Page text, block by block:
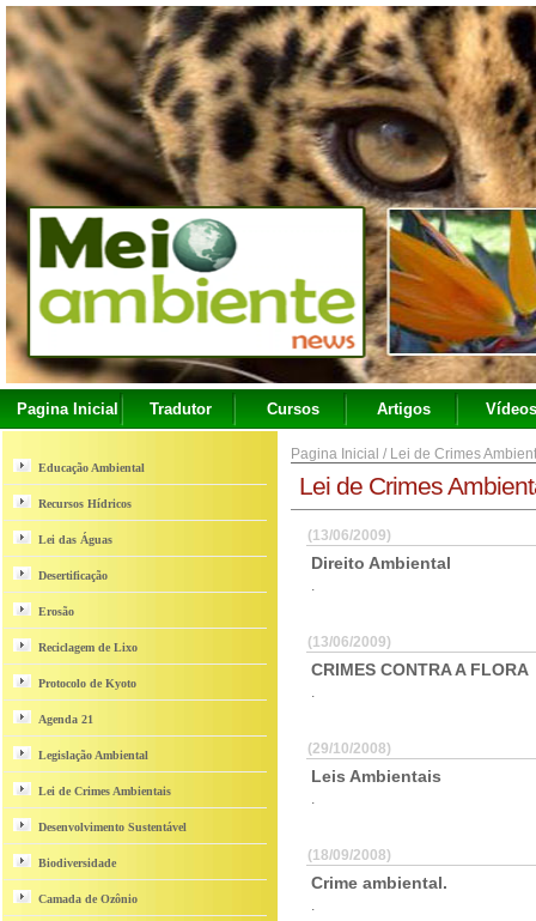
Pagina Inicial Tradutor Cursos Artigos Vídeos
Educação Ambiental
Recursos Hídricos
Lei das Águas
Desertificação
Erosão
Reciclagem de Lixo
Protocolo de Kyoto
Agenda 21
Legislação Ambiental
Lei de Crimes Ambientais
Desenvolvimento Sustentável
Biodiversidade
Camada de Ozônio
Pagina Inicial / Lei de Crimes
Lei de Crimes
(13/06/2009)
Direito Ambiental
.
(13/06/2009)
CRIMES CONTRA A FLORA
.
(29/10/2008)
Leis Ambientais
.
(18/09/2008)
Crime ambiental.
.